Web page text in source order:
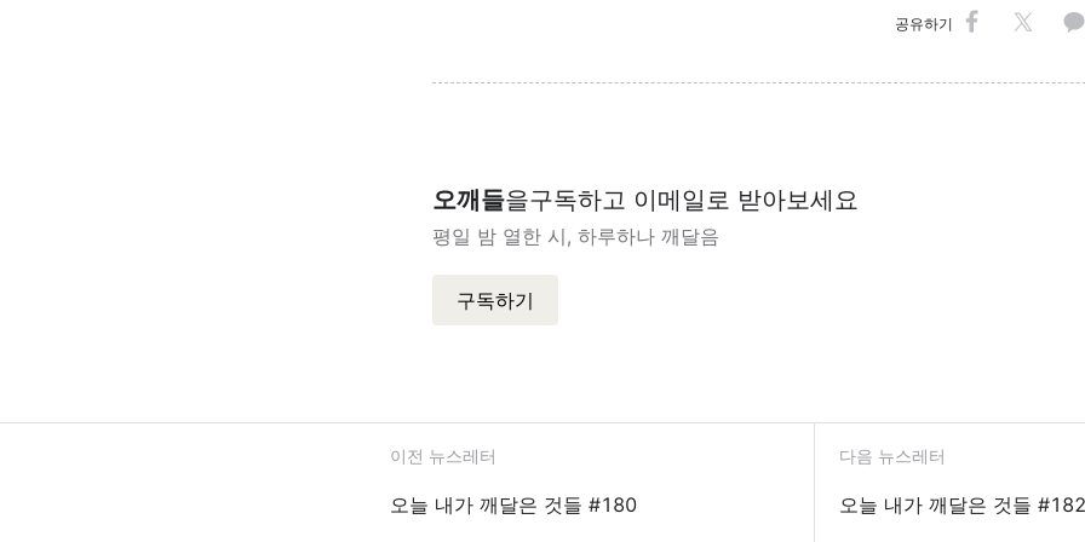
공유하기
오깨들을구독하고 이메일로 받아보세요
평일 밤 열한 시, 하루하나 깨달음
구독하기
이전 뉴스레터
오늘 내가 깨달은 것들 #180
다음 뉴스레터
오늘 내가 깨달은 것들 #182